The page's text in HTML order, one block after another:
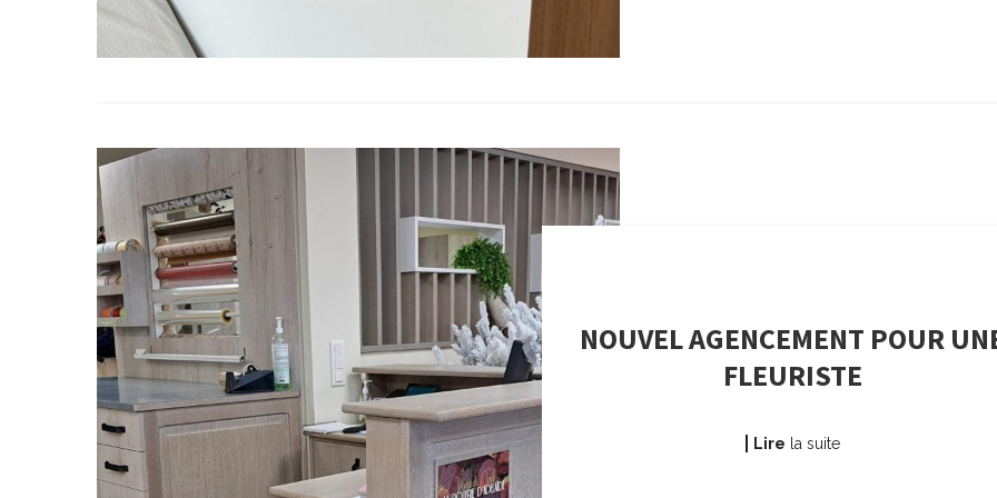
NOUVEL AGENCEMENT POUR
FLEURISTE
Lire la suite